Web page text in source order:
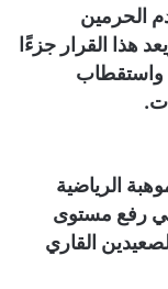
الحرمين
هذا القرار جزءًا
واستقطاب
الرياضية
في رفع مستوى
القاري